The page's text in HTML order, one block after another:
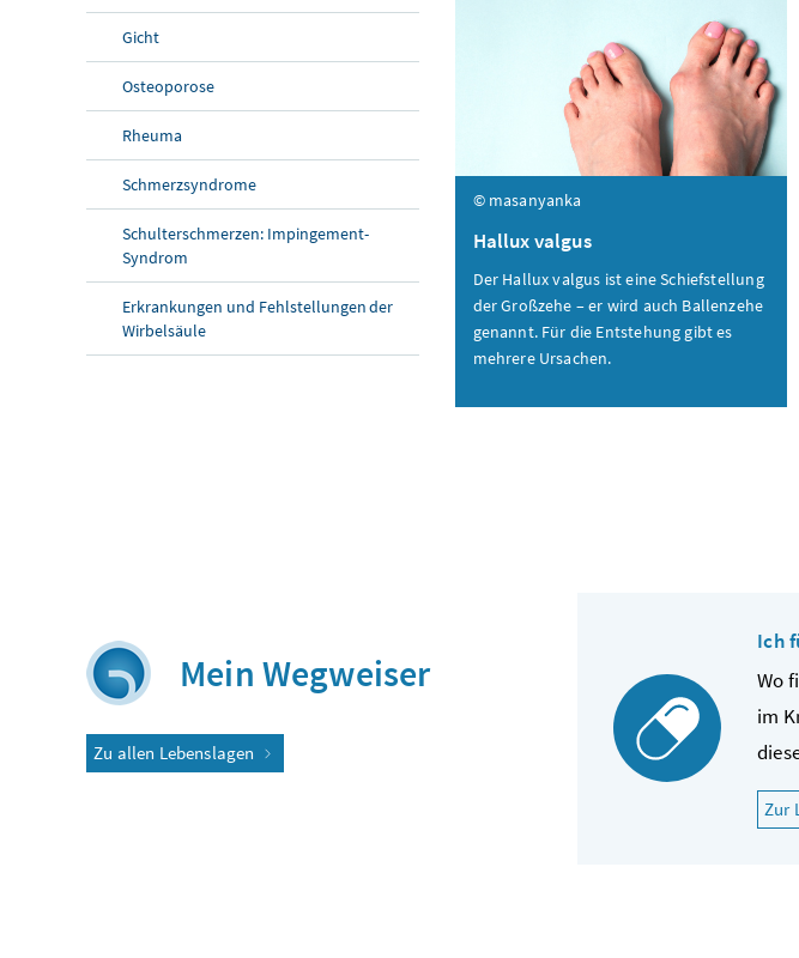
Gicht
Osteoporose
Rheuma
Schmerzsyndrome
Schulterschmerzen: Impingement-
Syndrom
Erkrankungen und Fehlstellungen der
Wirbelsäule
© masanyanka
Hallux valgus
Der Hallux valgus ist eine Schiefstellung
der Großzehe – er wird auch Ballenzehe
genannt. Für die Entstehung gibt es
mehrere Ursachen.
Mein Wegweiser
Zu allen Lebenslagen
Ich
Wo
im
Zur